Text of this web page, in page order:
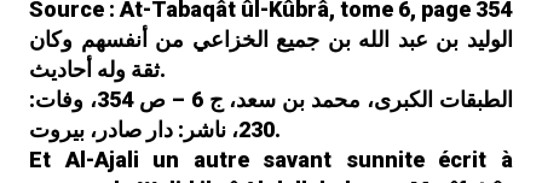
Source : At-Tabaqât ûl-Kûbrâ, tome 6, page 354
الوليد بن عبد الله بن جميع الخزاعي من أنفسهم وكان
ثقة وله أحاديث.
الطبقات الكبرى، محمد بن سعد، ج 6 – ص 354، وفات:
230، ناشر: دار صادر، بيروت.
Et Al-Ajali un autre savant sunnite écrit à